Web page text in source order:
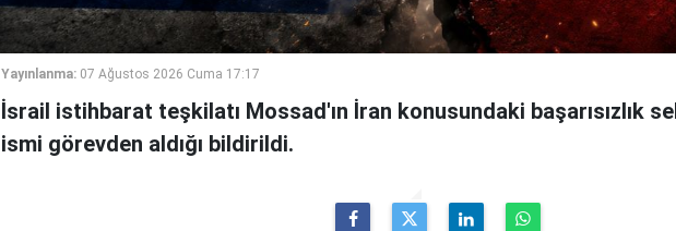
Yayınlanma: 07 Ağustos 2026 Cuma 17:17
İsrail istihbarat teşkilatı Mossad'ın İran konusundaki başarısızlık
ismi görevden aldığı bildirildi.